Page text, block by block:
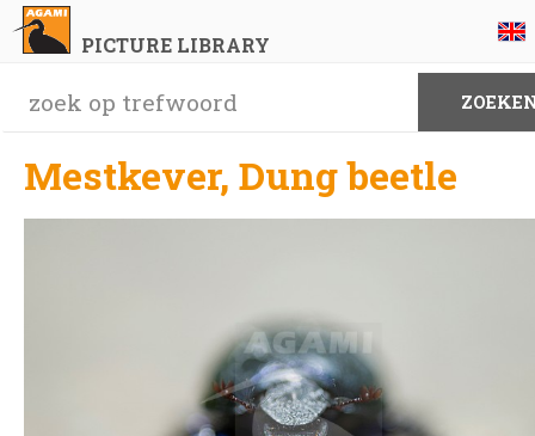
PICTURE LIBRARY
Mestkever, Dung beetle